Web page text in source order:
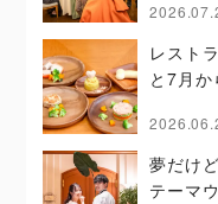
レスト
と7月
夢だけ
テーマ